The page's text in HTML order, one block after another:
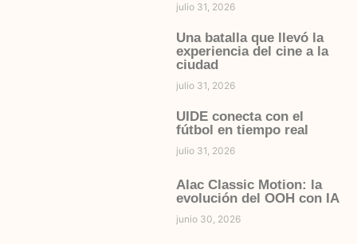
julio 31, 2026
Una batalla que llevó la
experiencia del cine a la
ciudad
julio 31, 2026
UIDE conecta con el
fútbol en tiempo real
julio 31, 2026
Alac Classic Motion: la
evolución del OOH con IA
junio 30, 2026